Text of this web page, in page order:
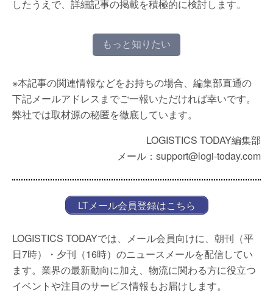
したうえで、詳細記事の掲載を積極的に検討します。
もっと知りたい
※本記事の関連情報などをお持ちの場合、編集部直通の
下記メールアドレスまでご一報いただければ幸いです。
弊社では取材源の秘匿を徹底しています。
LOGISTICS TODAY編集部
メール：support@logi-today.com
LTメール会員登録はこちら
LOGISTICS TODAYでは、メール会員向けに、朝刊（平
日7時）・夕刊（16時）のニュースメールを配信してい
ます。業界の最新動向に加え、物流に関わる方に役立つ
イベントや注目のサービス情報もお届けします。